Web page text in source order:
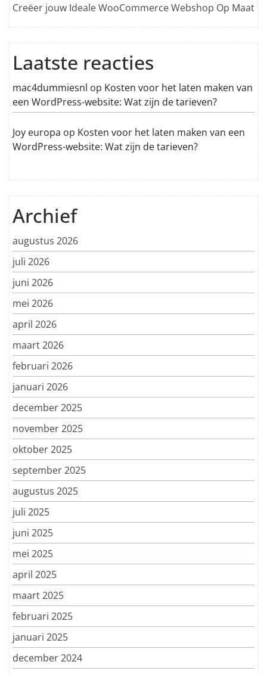
Creëer jouw Ideale WooCommerce Webshop Op Maat
Laatste reacties
mac4dummiesnl op Kosten voor het laten maken van
een WordPress-website: Wat zijn de tarieven?
Joy europa op Kosten voor het laten maken van een
WordPress-website: Wat zijn de tarieven?
Archief
augustus 2026
juli 2026
juni 2026
mei 2026
april 2026
maart 2026
februari 2026
januari 2026
december 2025
november 2025
oktober 2025
september 2025
augustus 2025
juli 2025
juni 2025
mei 2025
april 2025
maart 2025
februari 2025
januari 2025
december 2024